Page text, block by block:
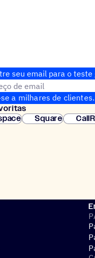
seu email para o
de email
a milhares de
instantânea.
Square